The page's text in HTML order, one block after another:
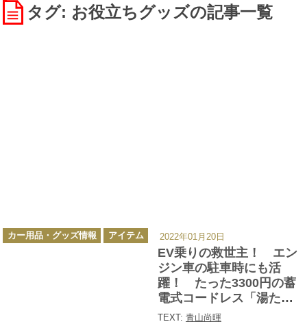
タグ: お役立ちグッズの記事一覧
EV乗りの救世主！ エン
ジン車の駐車時にも活
躍！ たった3300円の蓄
電式コードレス「湯たん
ぽ」が冬ドライブの必須
TEXT: 青山尚暉
カ
テ
カー用品・グッズ情報 アイテム 2022年01月20日